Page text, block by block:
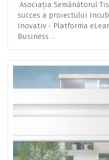
Business
Asociația Semănătorul
succes a proiectului
Inovativ - Platforma
Business ...